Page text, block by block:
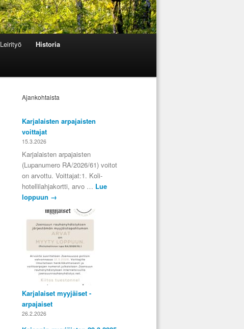
Leirityö Historia
Ajankohtaista
Karjalaisten arpajaisten
voittajat
15.3.2026
Karjalaisten arpajaisten
(Lupanumero RA/2026/61) voitot
on arvottu. Voittajat:1. Koli-
hotellilahjakortti, arvo … Lue
loppuun →
Karjalaiset myyjäiset -
arpajaiset
26.2.2026